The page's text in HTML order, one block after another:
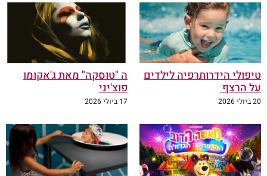
טיפולי הידרותרפיה לילדים
על הרצף
20 ביולי 2026
ה "טוסקה" מאת ג'אקומו
פוצ'יני
17 ביולי 2026